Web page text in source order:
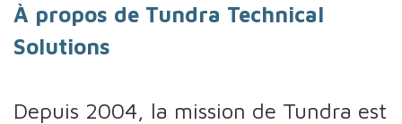
À propos de Tundra Technical
Solutions
Depuis 2004, la mission de Tundra est